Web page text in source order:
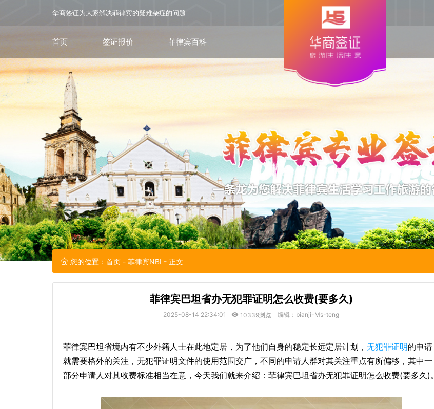
华商签证为大家解决菲律宾的疑难杂症的问题
首页 签证报价 菲律宾百科
您的位置： 首页 - 菲律宾NBI - 正文
菲律宾巴坦省办无犯罪证明怎么收费(要多久)
2025-08-14 22:34:01 10339浏览 编辑：bianji-Ms-teng
菲律宾巴坦省境内有不少外籍人士在此地定居，为了他们自身的稳定长远定居计划， 无犯罪证明的申请
就需要格外的关注，无犯罪证明文件的使用范围交广，不同的申请人群对其关注重点有所偏移，其中一
部分申请人对其收费标准相当在意，今天我们就来介绍：菲律宾巴坦省办无犯罪证明怎么收费(要多久)。